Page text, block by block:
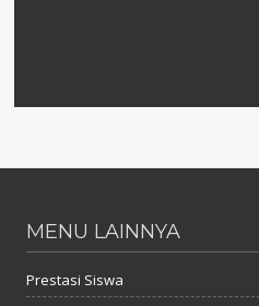
MENU LAINNYA
Prestasi Siswa